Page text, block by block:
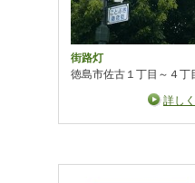
街路灯
徳島市佐古１丁目～４丁
詳し